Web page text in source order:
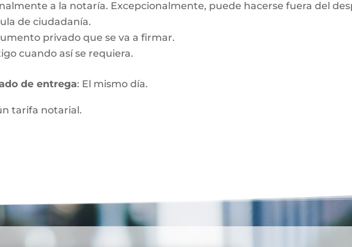
a la notaría. Excepcionalmente, puede hacerse fuera del
de ciudadanía.
privado que se va a firmar.
cuando así se requiera.
de entrega: El mismo día.
tarifa notarial.